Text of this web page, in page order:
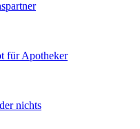
für Apotheker
nichts